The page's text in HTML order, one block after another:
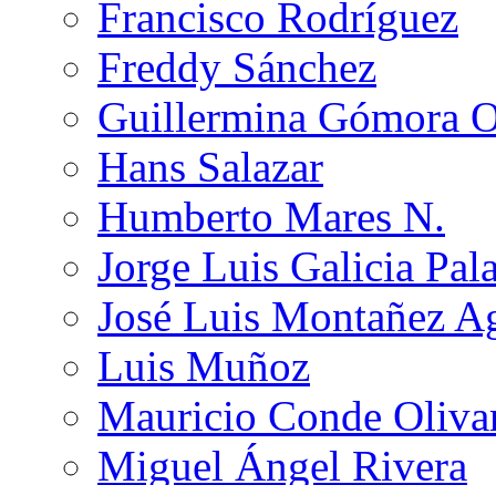
Francisco Rodríguez
Freddy Sánchez
Guillermina Gómora
Hans Salazar
Humberto Mares N.
Jorge Luis Galicia
José Luis Montañez
Luis Muñoz
Mauricio Conde
Miguel Ángel Rivera